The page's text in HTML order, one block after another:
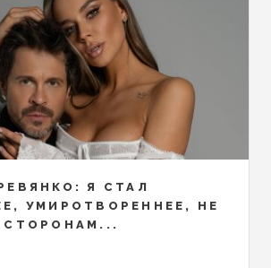
Я СТАЛ
УМИРОТВОРЕННЕЕ, НЕ
СТОРОНАМ...